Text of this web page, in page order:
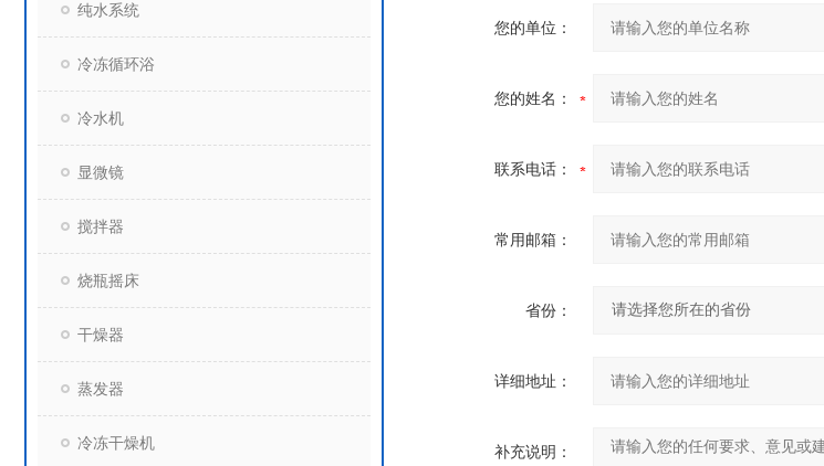
纯水系统
冷冻循环浴
冷水机
显微镜
搅拌器
烧瓶摇床
干燥器
蒸发器
冷冻干燥机
您的单位：
您的姓名：
联系电话：
常用邮箱：
省份：
详细地址：
补充说明：